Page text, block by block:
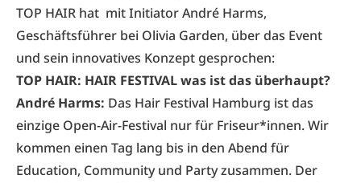
TOP HAIR hat mit Initiator André Harms,
Geschäftsführer bei Olivia Garden, über das Event
und sein innovatives Konzept gesprochen:
TOP HAIR: HAIR FESTIVAL was ist das überhaupt?
André Harms: Das Hair Festival Hamburg ist das
einzige Open-Air-Festival nur für Friseur*innen. Wir
kommen einen Tag lang bis in den Abend für
Education, Community und Party zusammen. Der